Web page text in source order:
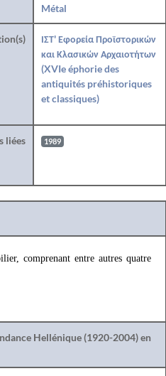
Métal
ΙΣΤ' Εφορεία Προϊστορικών
και Κλασικών Αρχαιοτήτων
(XVIe éphorie des
antiquités préhistoriques
et classiques)
liées 1989
comprenant entre autres quatre
Hellénique (1920-2004) en